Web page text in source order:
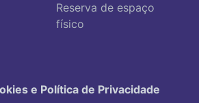
Reserva de espaço
físico
e Política de Privacidade